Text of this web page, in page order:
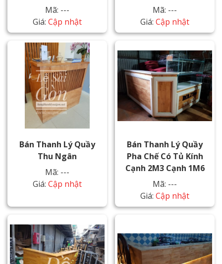
Mã: ---
Giá: Cập nhật
Mã: ---
Giá: Cập nhật
Bán Thanh Lý Quầy
Thu Ngân
Mã: ---
Giá: Cập nhật
Bán Thanh Lý Quầy
Pha Chế Có Tủ Kính
Cạnh 2M3 Cạnh 1M6
Mã: ---
Giá: Cập nhật